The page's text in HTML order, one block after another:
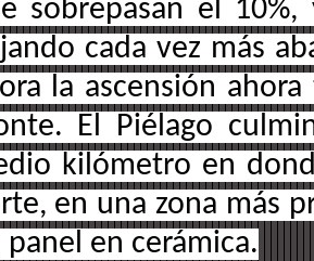
sobrepasan el
cada vez más
la ascensión
El Piélago
kilómetro en
en una zona más
panel en cerámica.